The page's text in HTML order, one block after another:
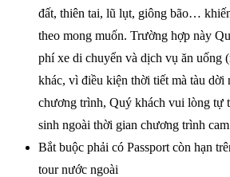
đất, thiên tai, lũ lụt, giông bão…
theo mong muốn. Trường hợp này
phí xe di chuyển và dịch vụ ăn uống
khác, vì điều kiện thời tiết mà tàu dời
chương trình, Quý khách vui lòng tự
sinh ngoài thời gian chương trình
Bắt buộc phải có Passport còn hạn
tour nước ngoài